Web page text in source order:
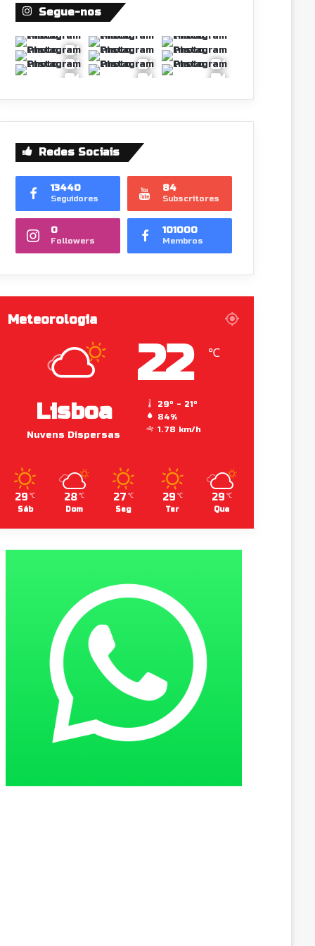
Segue-nos
Redes Sociais
13440
Seguidores
84
Subscritores
0
Followers
101000
Membros
Meteorologia
Lisboa
Nuvens Dispersas
22 ℃
29º - 21º
84%
1.78 km/h
29 ℃
Sáb
28 ℃
Dom
27 ℃
Seg
29 ℃
Ter
29 ℃
Qua